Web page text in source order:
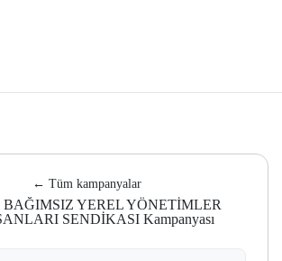
← Tüm kampanyalar
BAĞIMSIZ YEREL YÖNETİMLER
SENDİKASI Kampanyası